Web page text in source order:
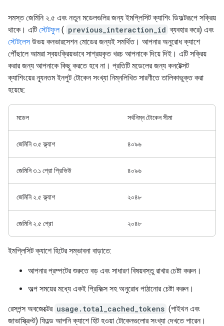
সমস্ত জেমিনি ২.৫ এবং নতুন মডেলগুলির জন্য ইমপ্লিসিট ক্যাশিং ডিফল্টরূপে সক্রিয়
থাকে। এটিস্টেটফুল( previous_interaction_id ব্যবহার করে) এবং
স্টেটলেসউভয় কনভারসেশন মোডের জন্যই সমর্থিত। আপনার অনুরোধ ক্যাশে
পৌঁছালে আমরা স্বয়ংক্রিয়ভাবে সাশ্রয়কৃত খরচ আপনাকে দিয়ে দিই। এটি সক্রিয়
করার জন্য আপনাকে কিছু করতে হবে না। প্রতিটি মডেলের জন্য কনটেক্সট
ক্যাশিংয়ের ন্যূনতম ইনপুট টোকেন সংখ্যা নিম্নলিখিত সারণীতে তালিকাভুক্ত করা
হয়েছে:
মডেল সর্বনিম্ন টোকেন সীমা
জেমিনি ৩.৫ ফ্ল্যাশ ৪০৯৬
জেমিনি ৩.১ প্রো প্রিভিউ ৪০৯৬
জেমিনি ২.৫ ফ্ল্যাশ ২০৪৮
জেমিনি ২.৫ প্রো ২০৪৮
ইমপ্লিসিট ক্যাশে হিটের সম্ভাবনা বাড়াতে:
আপনার প্রম্পটের শুরুতে বড় এবং সাধারণ বিষয়বস্তু রাখার চেষ্টা করুন।
অল্প সময়ের মধ্যে একই প্রিফিক্স সহ অনুরোধ পাঠানোর চেষ্টা করুন।
রেসপন্স অবজেক্টের usage.total_cached_tokens (পাইথন এবং
জাভাস্ক্রিপ্ট) ফিল্ডে আপনি ক্যাশে হিট হওয়া টোকেনগুলোর সংখ্যা দেখতে পারেন।